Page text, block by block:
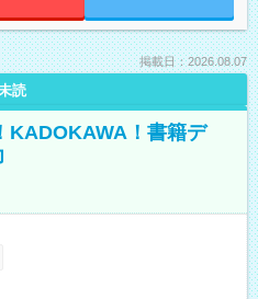
掲載日：2026.08.07
読
KADOKAWA！書籍デ